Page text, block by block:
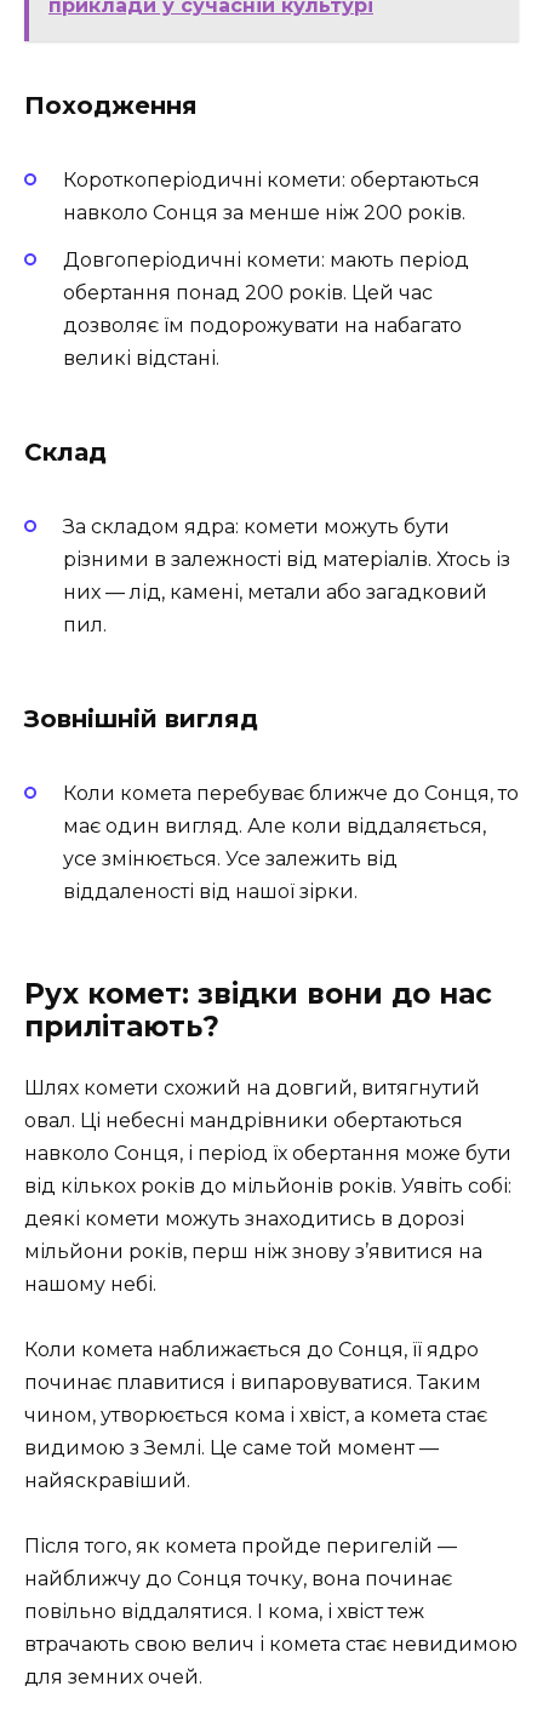
приклади у сучасній культурі
Походження
Короткоперіодичні комети: обертаються
навколо Сонця за менше ніж 200 років.
Довгоперіодичні комети: мають період
обертання понад 200 років. Цей час
дозволяє їм подорожувати на набагато
великі відстані.
Склад
За складом ядра: комети можуть бути
різними в залежності від матеріалів. Хтось із
них — лід, камені, метали або загадковий
пил.
Зовнішній вигляд
Коли комета перебуває ближче до Сонця, то
має один вигляд. Але коли віддаляється,
усе змінюється. Усе залежить від
віддаленості від нашої зірки.
Рух комет: звідки вони до нас
прилітають?
Шлях комети схожий на довгий, витягнутий
овал. Ці небесні мандрівники обертаються
навколо Сонця, і період їх обертання може бути
від кількох років до мільйонів років. Уявіть собі:
деякі комети можуть знаходитись в дорозі
мільйони років, перш ніж знову з’явитися на
нашому небі.
Коли комета наближається до Сонця, її ядро
починає плавитися і випаровуватися. Таким
чином, утворюється кома і хвіст, а комета стає
видимою з Землі. Це саме той момент —
найяскравіший.
Після того, як комета пройде перигелій —
найближчу до Сонця точку, вона починає
повільно віддалятися. І кома, і хвіст теж
втрачають свою велич і комета стає невидимою
для земних очей.